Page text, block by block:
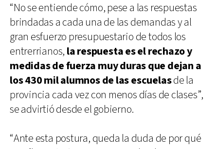
“No se entiende cómo, pese a las respuestas
brindadas a cada una de las demandas y al
gran esfuerzo presupuestario de todos los
entrerrianos, la respuesta es el rechazo y
medidas de fuerza muy duras que dejan a
los 430 mil alumnos de las escuelasde la
provincia cada vez con menos días de clases”,
se advirtió desde el gobierno.
“Ante esta postura, queda la duda de por qué